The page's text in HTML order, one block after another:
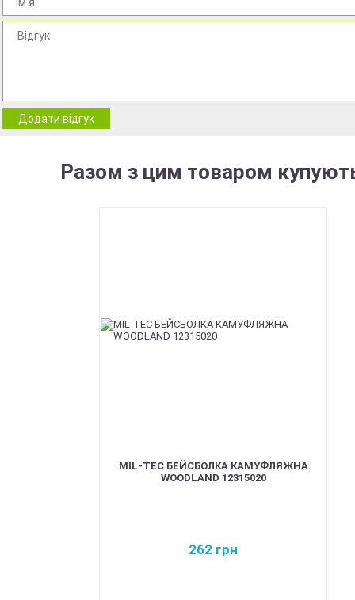
Додати відгук
Разом з цим товаром
MIL-TEC БЕЙСБОЛКА КАМУФЛЯЖНА
WOODLAND 12315020
262 грн